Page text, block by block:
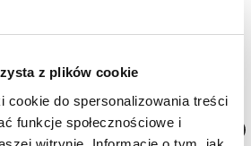
z plików cookie
cookie do spersonalizowania treści
funkcje społecznościowe i